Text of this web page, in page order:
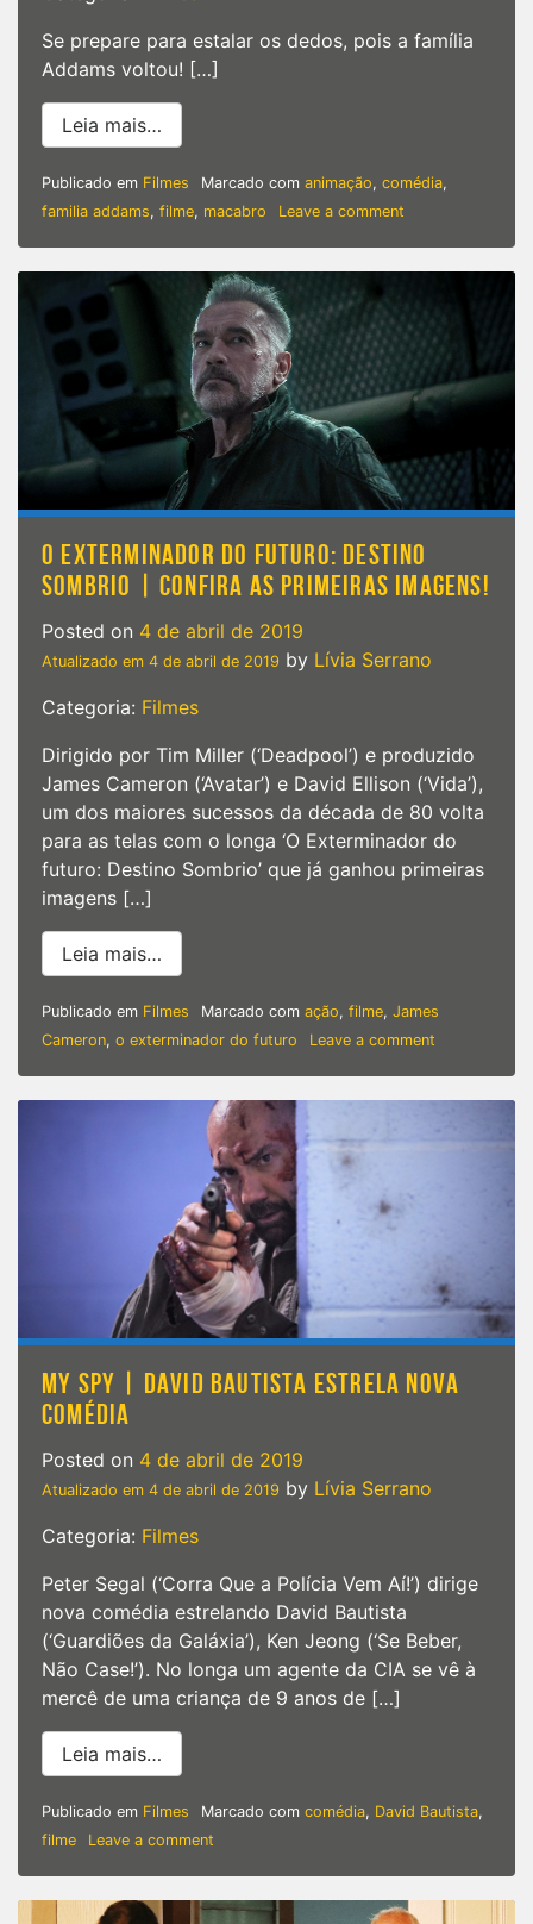
Se prepare para estalar os dedos, pois a família
Addams voltou! […]
Leia mais…
Publicado em Filmes Marcado com animação, comédia,
familia addams, filme, macabro Leave a comment
Família
Addams’
família
mais
macabra
dos
ganhará
comédia
animada
O EXTERMINADOR DO FUTURO: DESTINO
SOMBRIO | CONFIRA AS PRIMEIRAS IMAGENS!
Posted on 4 de abril de 2019
Atualizado em 4 de abril de 2019 by Lívia Serrano
Categoria: Filmes
Dirigido por Tim Miller (‘Deadpool’) e produzido
James Cameron (‘Avatar’) e David Ellison (‘Vida’),
um dos maiores sucessos da década de 80 volta
para as telas com o longa ‘O Exterminador do
futuro: Destino Sombrio’ que já ganhou primeiras
imagens […]
Leia mais…
Publicado em Filmes Marcado com ação, filme, James
Cameron, o exterminador do futuro Leave a comment
DO
imagens!
MY SPY | DAVID BAUTISTA ESTRELA NOVA
COMÉDIA
Posted on 4 de abril de 2019
Atualizado em 4 de abril de 2019 by Lívia Serrano
Categoria: Filmes
Peter Segal (‘Corra Que a Polícia Vem Aí!’) dirige
nova comédia estrelando David Bautista
(‘Guardiões da Galáxia’), Ken Jeong (‘Se Beber,
Não Case!’). No longa um agente da CIA se vê à
mercê de uma criança de 9 anos de […]
Leia mais…
Publicado em Filmes Marcado com comédia, David Bautista,
filme
Leave a comment
Spy
|